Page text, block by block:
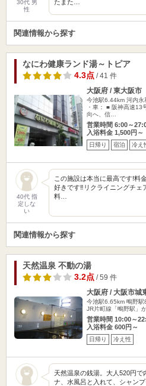
30代 男
性
たまた…
関連情報から探す
なにわ健康ランド湯～トピア
4.3点/ 41 件
大阪府 / 東大阪市
今池駅6.44km 河内永
・車： ■ 阪神高速13
向へ、信…
営業時間 6:00～
入浴料金 1,500円～
日帰り 宿泊 冷え
40代 指
定しな
い
この施設は本当に最高です!料
好きです‼︎リクライニングチェ
料…
関連情報から探す
天然温泉 不動の湯
3.2点/ 59 件
大阪府 / 大阪市城
今池駅6.65km 鴫野駅
JR片町線「鴫野駅」
営業時間 10:00～
入浴料金 600円～
日帰り 冷え性
天然温泉の銭湯。大人520円
ナ、水風呂と入れて、シャン